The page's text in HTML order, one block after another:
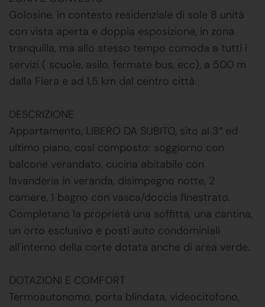
Golosine, in contesto residenziale di sole 8 unità
con vista aperta e doppia esposizione, in zona
tranquilla, ma allo stesso tempo comoda a tutti i
servizi ( scuole, asilo, fermate bus, ecc), a 500 m
dalla Fiera e ad 1,5 km dal centro città.
DESCRIZIONE
Appartamento, LIBERO DA SUBITO, sito al 3° ed
ultimo piano, così composto: soggiorno con
balcone verandato, cucina abitabile con
lavanderia in veranda, disimpegno notte, 2
camere, 1 bagno con vasca/doccia finestrato.
Completano la proprietà una soffitta, una cantina,
un orto esclusivo e posti auto condominiali
all'interno della corte dotata anche di area verde.
DOTAZIONI E COMFORT
Termoautonomo, porta blindata, videocitofono,